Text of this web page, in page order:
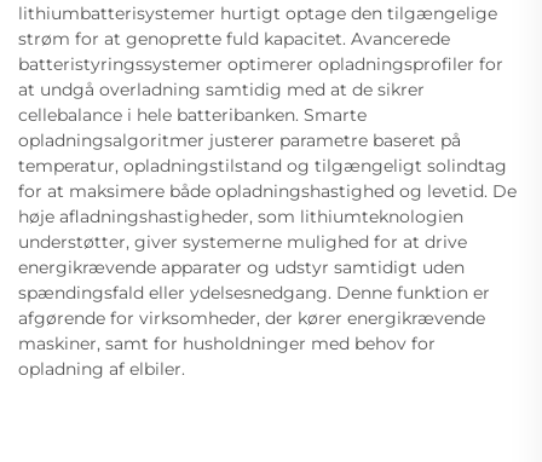
lithiumbatterisystemer hurtigt optage den tilgængelige
strøm for at genoprette fuld kapacitet. Avancerede
batteristyringssystemer optimerer opladningsprofiler for
at undgå overladning samtidig med at de sikrer
cellebalance i hele batteribanken. Smarte
opladningsalgoritmer justerer parametre baseret på
temperatur, opladningstilstand og tilgængeligt solindtag
for at maksimere både opladningshastighed og levetid. De
høje afladningshastigheder, som lithiumteknologien
understøtter, giver systemerne mulighed for at drive
energikrævende apparater og udstyr samtidigt uden
spændingsfald eller ydelsesnedgang. Denne funktion er
afgørende for virksomheder, der kører energikrævende
maskiner, samt for husholdninger med behov for
opladning af elbiler.